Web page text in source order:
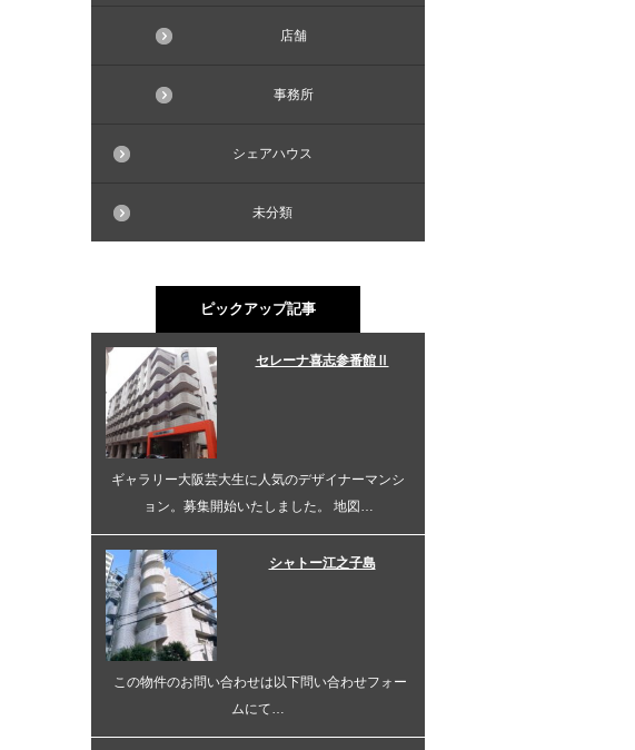
店舗
事務所
シェアハウス
未分類
ピックアップ記事
セレーナ喜志参番館Ⅱ
ギャラリー大阪芸大生に人気のデザイナーマンシ
ョン。募集開始いたしました。 地図…
シャトー江之子島
この物件のお問い合わせは以下問い合わせフォー
ムにて…